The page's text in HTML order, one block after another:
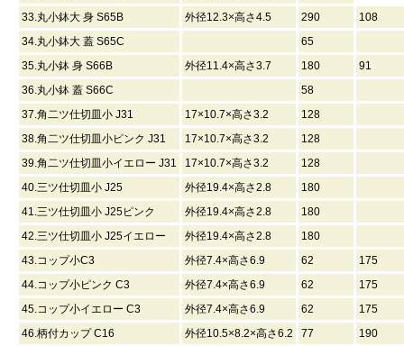
33.丸小鉢大 身 S65B
外径12.3×高さ4.5 290
108
34.丸小鉢大 蓋 S65C
65
35.丸小鉢 身 S66B
外径11.4×高さ3.7 180
91
36.丸小鉢 蓋 S66C
58
37.角二ツ仕切皿小 J31
17×10.7×高さ3.2
128
38.角二ツ仕切皿小ピンク J31
17×10.7×高さ3.2
128
39.角二ツ仕切皿小イエロー J31
17×10.7×高さ3.2
128
40.三ツ仕切皿小 J25
外径19.4×高さ2.8
180
41.三ツ仕切皿小 J25ピンク
外径19.4×高さ2.8
180
42.三ツ仕切皿小 J25イエロー
外径19.4×高さ2.8
180
43.コップ小C3
外径7.4×高さ6.9 62
175
44.コップ小ピンク C3
外径7.4×高さ6.9 62
175
45.コップ小イエロー C3
外径7.4×高さ6.9 62
175
46.柄付カップ C16
外径10.5×8.2×高さ6.2 77
190